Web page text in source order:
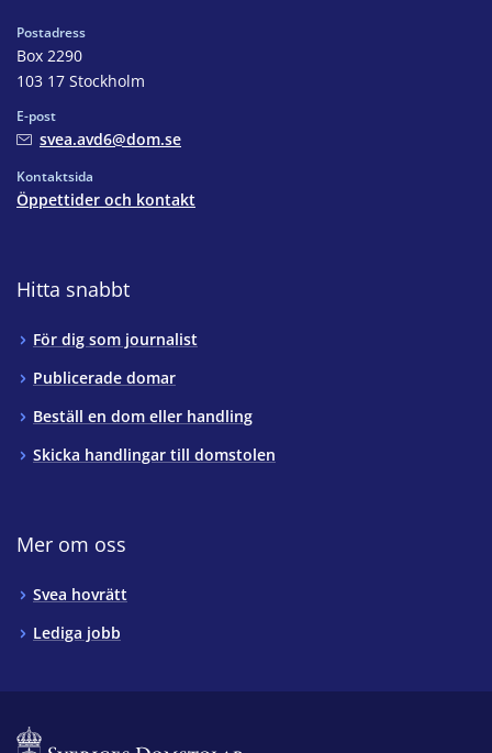
Postadress
Box 2290
103 17 Stockholm
E-post
svea.avd6@dom.se
Kontaktsida
Öppettider och kontakt
Hitta snabbt
För dig som journalist
Publicerade domar
Beställ en dom eller handling
Skicka handlingar till domstolen
Mer om oss
Svea hovrätt
Lediga jobb